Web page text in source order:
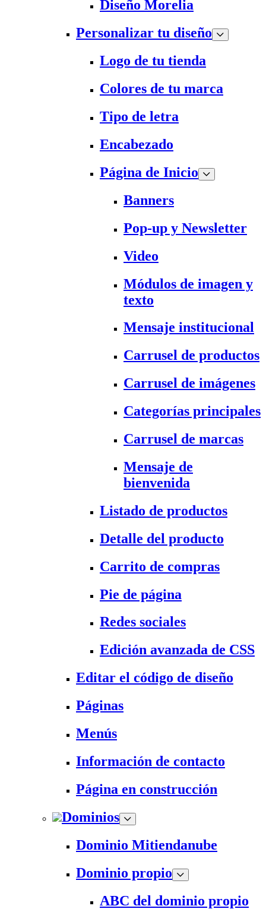
Diseño Morelia
Personalizar tu diseño
Logo de tu tienda
Colores de tu marca
Tipo de letra
Encabezado
Página de Inicio
Banners
Pop-up y Newsletter
Video
Módulos de imagen y
texto
Mensaje institucional
Carrusel de productos
Carrusel de imágenes
Categorías principales
Carrusel de marcas
Mensaje de
bienvenida
Listado de productos
Detalle del producto
Carrito de compras
Pie de página
Redes sociales
Edición avanzada de CSS
Editar el código de diseño
Páginas
Menús
Información de contacto
Página en construcción
Dominios
Dominio Mitiendanube
Dominio propio
ABC del dominio propio